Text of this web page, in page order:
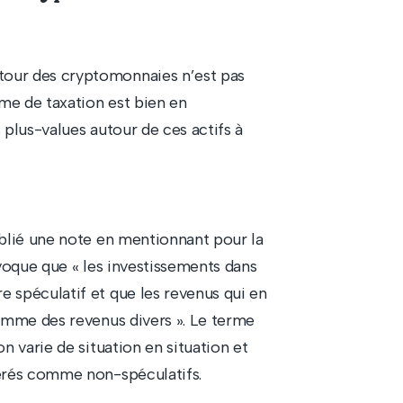
des cryptomonnaies n’est pas
de taxation est bien en
values autour de ces actifs à
une note en mentionnant pour la
que « les investissements dans
spéculatif et que les revenus qui en
des revenus divers ». Le terme
varie de situation en situation et
comme non-spéculatifs.